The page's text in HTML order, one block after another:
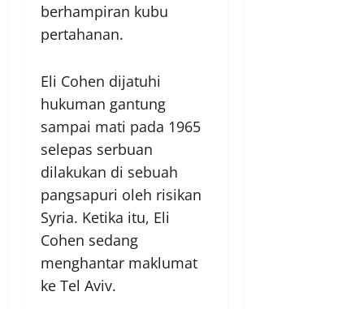
berhampiran kubu
pertahanan.
Eli Cohen dijatuhi
hukuman gantung
sampai mati pada 1965
selepas serbuan
dilakukan di sebuah
pangsapuri oleh risikan
Syria. Ketika itu, Eli
Cohen sedang
menghantar maklumat
ke Tel Aviv.